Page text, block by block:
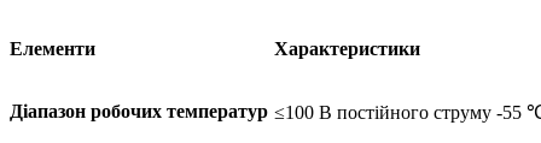
Елементи Характеристики
Діапазон робочих температур ≤100 В постійного струму -